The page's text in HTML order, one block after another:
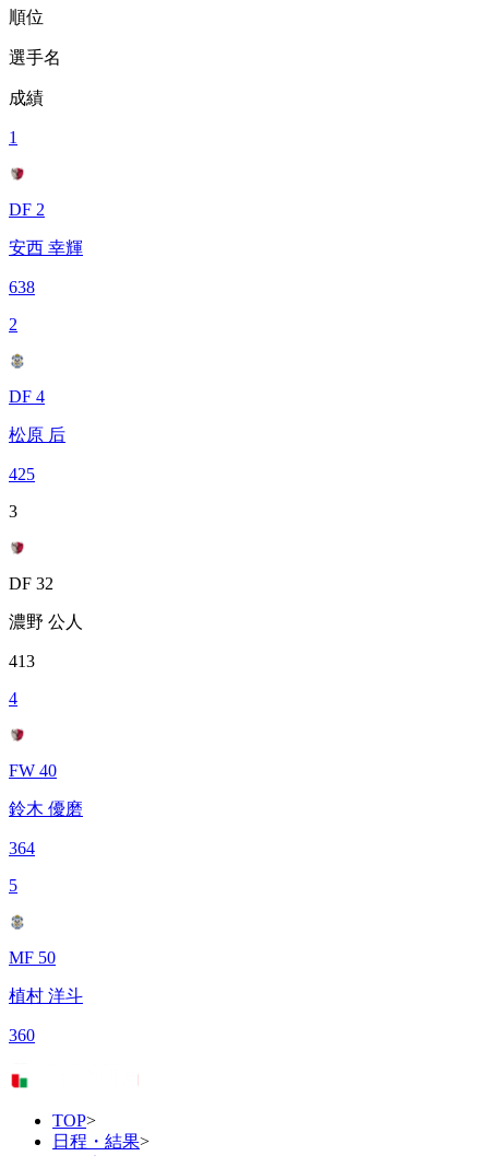
順位
選手名
成績
1
DF 2
安西 幸輝
638
2
DF 4
松原 后
425
3
DF 32
濃野 公人
413
4
FW 40
鈴木 優磨
364
5
MF 50
植村 洋斗
360
TOP>
日程・結果>